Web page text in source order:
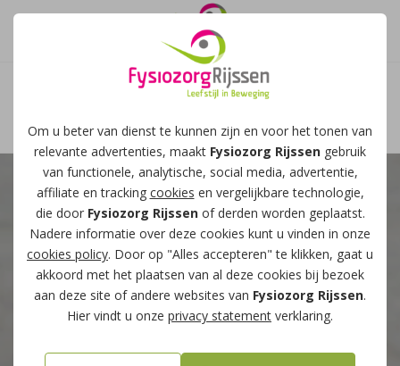
Om u beter van dienst te kunnen zijn en voor het tonen van
relevante advertenties, maakt Fysiozorg Rijssen gebruik
van functionele, analytische, social media, advertentie,
affiliate en tracking cookies en vergelijkbare technologie,
die door Fysiozorg Rijssenof derden worden geplaatst.
Nadere informatie over deze cookies kunt u vinden in onze
cookies policy. Door op "Alles accepteren" te klikken, gaat u
akkoord met het plaatsen van al deze cookies bij bezoek
aan deze site of andere websites van Fysiozorg Rijssen.
Hier vindt u onze privacy statement verklaring.